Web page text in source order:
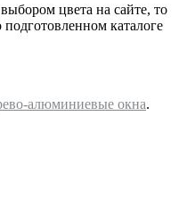
цвета на сайте, то
каталоге
алюминиевые окна.